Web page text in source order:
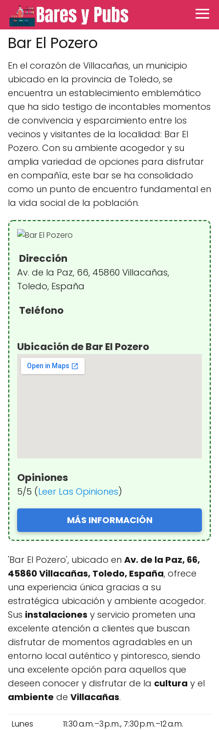
Bar El Pozero
En el corazón de Villacañas, un municipio
ubicado en la provincia de Toledo, se
encuentra un establecimiento emblemático
que ha sido testigo de incontables momentos
de convivencia y esparcimiento entre los
vecinos y visitantes de la localidad: Bar El
Pozero. Con su ambiente acogedor y su
amplia variedad de opciones para disfrutar
en compañía, este bar se ha consolidado
como un punto de encuentro fundamental en
la vida social de la población.
Dirección
Av. de la Paz, 66, 45860 Villacañas,
Toledo, España
Teléfono
Ubicación de Bar El Pozero
Opiniones
5/5 (Leer Las Opiniones)
MÁS INFORMACIÓN
'Bar El Pozero', ubicado en Av. de la Paz, 66,
45860 Villacañas, Toledo, España, ofrece
una experiencia única gracias a su
estratégica ubicación y ambiente acogedor.
Sus instalaciones y servicio prometen una
excelente atención a clientes que buscan
disfrutar de momentos agradables en un
entorno local auténtico y pintoresco, siendo
una excelente opción para aquellos que
deseen conocer y disfrutar de la cultura y el
ambiente de Villacañas.
Lunes
11:30 a.m.–3 p.m., 7:30 p.m.–12 a.m.